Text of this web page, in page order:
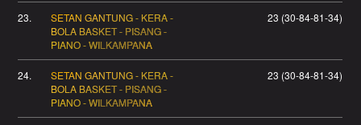
23.
SETAN GANTUNG - KERA -
BOLA BASKET - PISANG -
PIANO - WILKAMPANA
23 (30-84-81-34)
24.
SETAN GANTUNG - KERA -
BOLA BASKET - PISANG -
PIANO - WILKAMPANA
23 (30-84-81-34)